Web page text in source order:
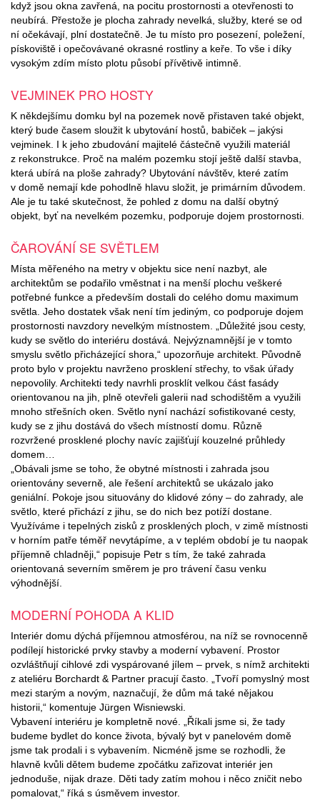
když jsou okna zavřená, na pocitu prostornosti a otevřenosti to
neubírá. Přestože je plocha zahrady nevelká, služby, které se od
ní očekávají, plní dostatečně. Je tu místo pro posezení, poležení,
pískoviště i opečovávané okrasné rostliny a keře. To vše i díky
vysokým zdím místo plotu působí přívětivě intimně.
VEJMINEK PRO HOSTY
K někdejšímu domku byl na pozemek nově přistaven také objekt,
který bude časem sloužit k ubytování hostů, babiček – jakýsi
vejminek. I k jeho zbudování majitelé částečně využili materiál
z rekonstrukce. Proč na malém pozemku stojí ještě další stavba,
která ubírá na ploše zahrady? Ubytování návštěv, které zatím
v domě nemají kde pohodlně hlavu složit, je primárním důvodem.
Ale je tu také skutečnost, že pohled z domu na další obytný
objekt, byť na nevelkém pozemku, podporuje dojem prostornosti.
ČAROVÁNÍ SE SVĚTLEM
Místa měřeného na metry v objektu sice není nazbyt, ale
architektům se podařilo vměstnat i na menší plochu veškeré
potřebné funkce a především dostali do celého domu maximum
světla. Jeho dostatek však není tím jediným, co podporuje dojem
prostornosti navzdory nevelkým místnostem. „Důležité jsou cesty,
kudy se světlo do interiéru dostává. Nejvýznamnější je v tomto
smyslu světlo přicházející shora,“ upozorňuje architekt. Původně
proto bylo v projektu navrženo prosklení střechy, to však úřady
nepovolily. Architekti tedy navrhli prosklít velkou část fasády
orientovanou na jih, plně otevřeli galerii nad schodištěm a využili
mnoho střešních oken. Světlo nyní nachází sofistikované cesty,
kudy se z jihu dostává do všech místností domu. Různě
rozvržené prosklené plochy navíc zajišťují kouzelné průhledy
domem…
„Obávali jsme se toho, že obytné místnosti i zahrada jsou
orientovány severně, ale řešení architektů se ukázalo jako
geniální. Pokoje jsou situovány do klidové zóny – do zahrady, ale
světlo, které přichází z jihu, se do nich bez potíží dostane.
Využíváme i tepelných zisků z prosklených ploch, v zimě místnosti
v horním patře téměř nevytápíme, a v teplém období je tu naopak
příjemně chladněji,“ popisuje Petr s tím, že také zahrada
orientovaná severním směrem je pro trávení času venku
výhodnější.
MODERNÍ POHODA A KLID
Interiér domu dýchá příjemnou atmosférou, na níž se rovnocenně
podílejí historické prvky stavby a moderní vybavení. Prostor
ozvláštňují cihlové zdi vyspárované jílem – prvek, s nímž architekti
z ateliéru Borchardt & Partner pracují často. „Tvoří pomyslný most
mezi starým a novým, naznačují, že dům má také nějakou
historii,“ komentuje Jürgen Wisniewski.
Vybavení interiéru je kompletně nové. „Říkali jsme si, že tady
budeme bydlet do konce života, bývalý byt v panelovém domě
jsme tak prodali i s vybavením. Nicméně jsme se rozhodli, že
hlavně kvůli dětem budeme zpočátku zařizovat interiér jen
jednoduše, nijak draze. Děti tady zatím mohou i něco zničit nebo
pomalovat,“ říká s úsměvem investor.